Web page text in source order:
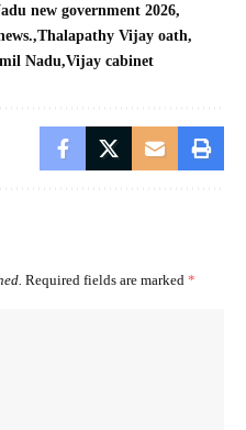
new government 2026
Thalapathy Vijay oath
Nadu Vijay cabinet
Required fields are marked *